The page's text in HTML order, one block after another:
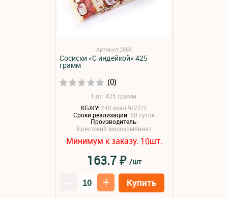
Артикул:2869
Сосиски «С индейкой» 425
грамм
(0)
1шт: 425 грамм.
КБЖУ: 240 ккал 9/22/2
Сроки реализации: 60 суток
Производитель:
Брестский мясокомбинат
Минимум к заказу: 10шт.
163.7₽ /шт
+ Купить